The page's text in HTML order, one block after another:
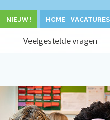
HOME VACATURES
NIEUW !
Veelgestelde vragen